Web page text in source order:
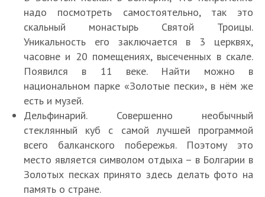
надо посмотреть самостоятельно, так это
скальный монастырь Святой Троицы.
Уникальность его заключается в 3 церквях,
часовне и 20 помещениях, высеченных в скале.
Появился в 11 веке. Найти можно в
национальном парке «Золотые пески», в нём же
есть и музей.
Дельфинарий. Совершенно необычный
стеклянный куб с самой лучшей программой
всего балканского побережья. Поэтому это
место является символом отдыха – в Болгарии в
Золотых песках принято здесь делать фото на
память о стране.